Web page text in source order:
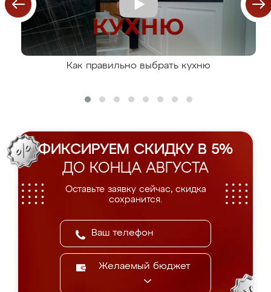
Как правильно выбрать кухню
ФИКСИРУЕМ СКИДКУ В 5%
ДО КОНЦА АВГУСТА
Оставьте заявку сейчас, скидка
сохранится.
Желаемый бюджет